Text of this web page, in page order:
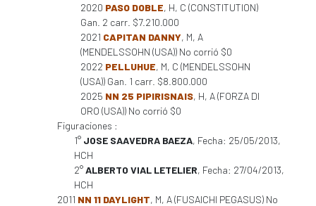
2020 PASO DOBLE, H, C (CONSTITUTION)
Gan. 2 carr. $7.210.000
2021 CAPITAN DANNY, M, A
(MENDELSSOHN (USA)) No corrió $0
2022 PELLUHUE, M, C (MENDELSSOHN
(USA)) Gan. 1 carr. $8.800.000
2025 NN 25 PIPIRISNAIS, H, A (FORZA DI
ORO (USA)) No corrió $0
Figuraciones :
1° JOSE SAAVEDRA BAEZA, Fecha: 25/05/2013,
HCH
2°ALBERTO VIAL LETELIER, Fecha: 27/04/2013,
HCH
2011 NN 11 DAYLIGHT, M, A (FUSAICHI PEGASUS) No